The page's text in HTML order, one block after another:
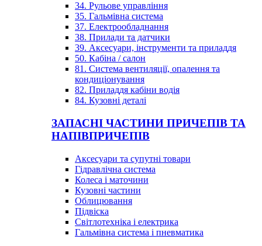
34. Рульове управління
35. Гальмівна система
37. Електрообладнання
38. Прилади та датчики
39. Аксесуари, інструменти та приладдя
50. Кабіна / салон
81. Система вентиляції, опалення та
кондиціонування
82. Приладдя кабіни водія
84. Кузовні деталі
ЗАПАСНІ ЧАСТИНИ ПРИЧЕПІВ ТА
НАПІВПРИЧЕПІВ
Аксесуари та супутні товари
Гідравлічна система
Колеса і маточини
Кузовні частини
Облицювання
Підвіска
Світлотехніка і електрика
Гальмівна система і пневматика